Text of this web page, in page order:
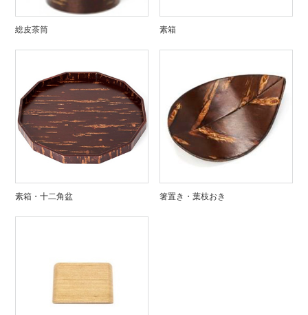
総皮茶筒 素箱
素箱・十二角盆 箸置き・葉枝おき